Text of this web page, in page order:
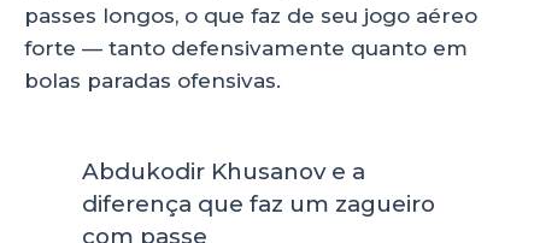
passes longos, o que faz de seu jogo aéreo
forte — tanto defensivamente quanto em
bolas paradas ofensivas.
Abdukodir Khusanov e a
diferença que faz um zagueiro
com passe